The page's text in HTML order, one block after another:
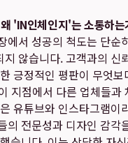
'IN인체인지'는 소통하는
에서 성공의 척도는 단순
않습니다. 고객과의 신
긍정적인 평판이 무엇
지점에서 다른 업체들과
유튜브와 인스타그램이
의 전문성과 디자인 감각